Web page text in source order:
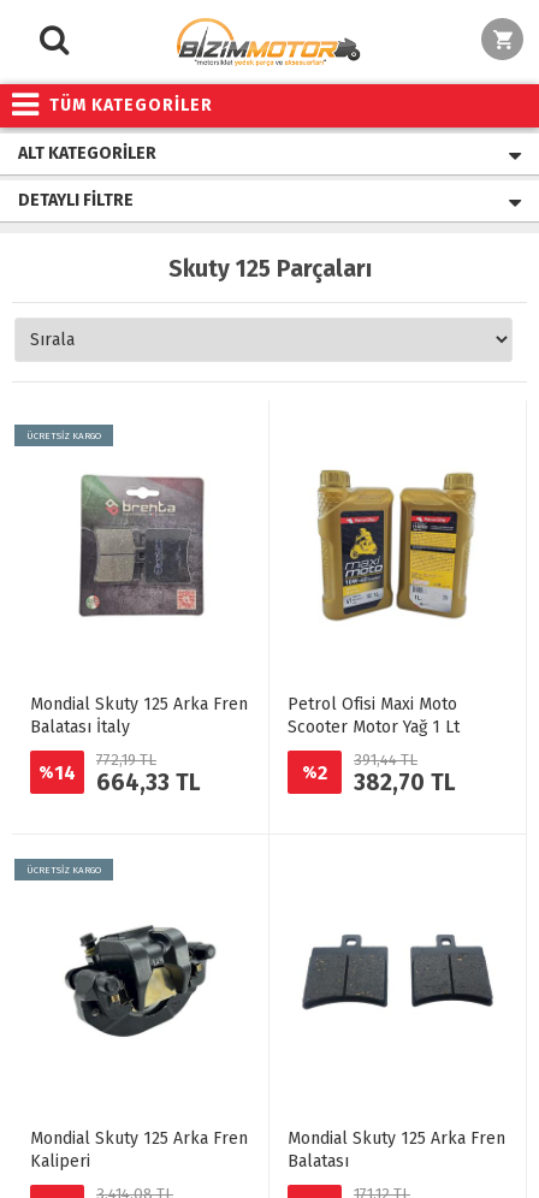
TÜM KATEGORİLER
ALT KATEGORILER
DETAYLI FILTRE
Skuty 125 Parçaları
ÜCRETSİZ KARGO
Mondial Skuty 125 Arka Fren
Balatası İtaly
%14
772,19 TL
664,33 TL
Petrol Ofisi Maxi Moto
Scooter Motor Yağ 1 Lt
%2
391,44 TL
382,70 TL
ÜCRETSİZ KARGO
Mondial Skuty 125 Arka Fren
Kaliperi
3.414,08 TL
Mondial Skuty 125 Arka Fren
Balatası
171,12 TL